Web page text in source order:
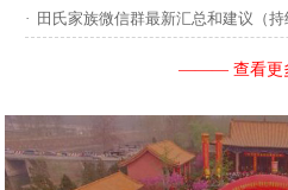
息有哪些，有家谱
· 田氏家族微信群最新汇总和建议（持
——— 查看